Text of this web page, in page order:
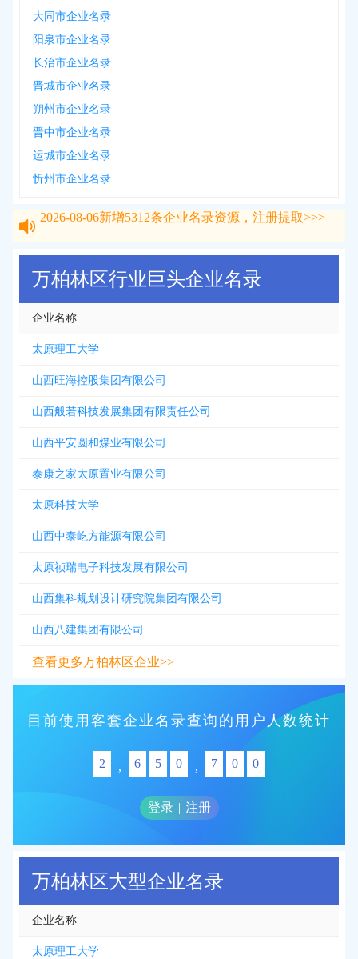
大同市企业名录
阳泉市企业名录
长治市企业名录
晋城市企业名录
朔州市企业名录
晋中市企业名录
运城市企业名录
忻州市企业名录
新增 条企业名录资源，注册提取>>>
万柏林区行业巨头企业名录
企业名称
太原理工大学
山西旺海控股集团有限公司
山西般若科技发展集团有限责任公司
山西平安圆和煤业有限公司
泰康之家太原置业有限公司
太原科技大学
山西中泰屹方能源有限公司
太原祯瑞电子科技发展有限公司
山西集科规划设计研究院集团有限公司
山西八建集团有限公司
查看更多万柏林区企业>>
目前使用客套企业名录查询的用户人数统计
2 , 6 5 0 , 7 0 0
登录 | 注册
万柏林区大型企业名录
企业名称
太原理工大学